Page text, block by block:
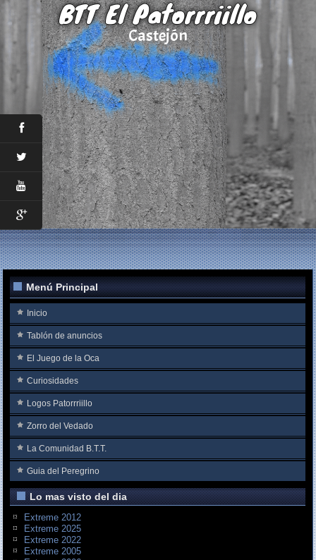
BTT El Patorrriillo
Castejón
Menú Principal
Inicio
Tablón de anuncios
El Juego de la Oca
Curiosidades
Logos Patorrriillo
Zorro del Vedado
La Comunidad B.T.T.
Guia del Peregrino
Lo mas visto del dia
Extreme 2012
Extreme 2025
Extreme 2022
Extreme 2005